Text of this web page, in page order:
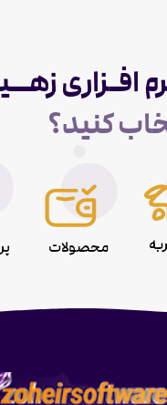
افـزاری
کنید؟
محصولات